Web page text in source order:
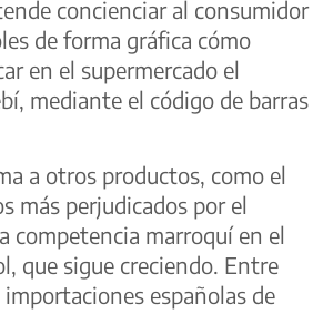
concienciar al consumidor
de forma gráfica cómo
en el supermercado el
mediante el código de barras
a otros productos, como el
más perjudicados por el
competencia marroquí en el
que sigue creciendo. Entre
españolas de